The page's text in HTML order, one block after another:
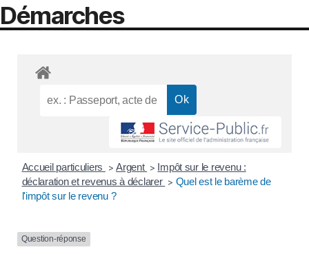
Démarches
Accueil particuliers > Argent > Impôt sur le revenu :
déclaration et revenus à déclarer > Quel est le barème de
l'impôt sur le revenu ?
Question-réponse